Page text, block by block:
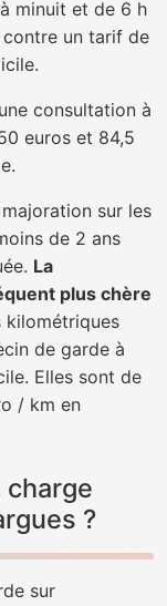
minuit et de 6 h
contre un tarif de
consultation à
euros et 84,5
sur les
de 2 ans
La
plus chère
kilométriques
de garde à
Elles sont de
/ km en
?
sur